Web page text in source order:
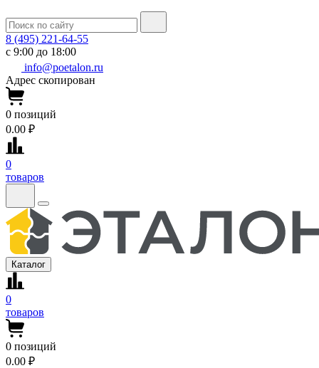
8 (495) 221-64-55
с 9:00 до 18:00
info@poetalon.ru
Адрес скопирован
0 позиций
0.00 ₽
0
товаров
Каталог
0
товаров
0 позиций
0.00 ₽